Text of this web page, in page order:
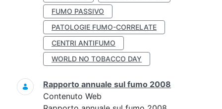
FUMO PASSIVO
PATOLOGIE FUMO-CORRELATE
CENTRI ANTIFUMO
WORLD NO TOBACCO DAY
Rapporto annuale sul fumo 2008
Contenuto Web